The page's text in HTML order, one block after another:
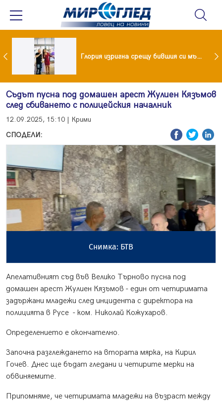
Мария и майка си построиха къща от 8000 стъклени бутилки Глория изригна срещу бившия си мъж: Беше със 120-килограмова жена! Искаше бърза печалба...
Съдът пусна под домашен арест Жулиен Кязъмов
след сбиването с полицейския началник
12.09.2025, 15:10 | Крими
СПОДЕЛИ:
Снимка: БТВ
Апелативният съд във Велико Търново пусна под
домашен арест Жулиен Кязъмов - един от четиримата
задържани младежи след инцидента с директора на
полицията в Русе - ком. Николай Кожухаров.
Определението е окончателно.
Започна разглеждането на втората мярка, на Кирил
Гочев. Днес ще бъдат гледани и четирите мерки на
обвиняемите.
Припомняме, че четиримата младежи на възраст между